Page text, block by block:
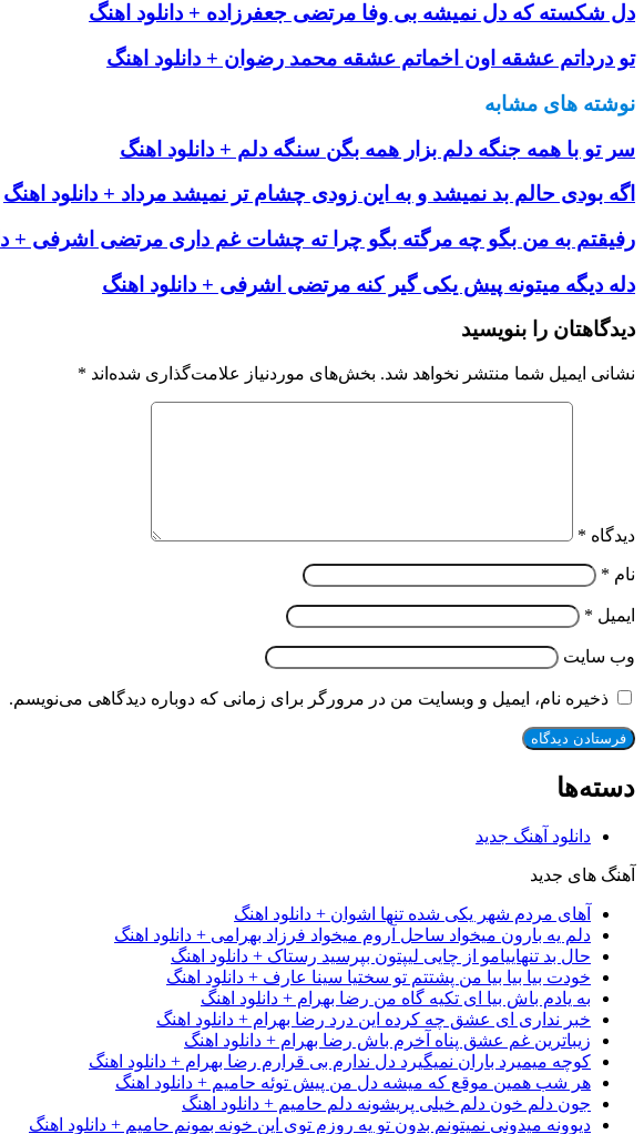
دل شکسته که دل نمیشه بی وفا مرتضی جعفرزاده + دانلود اهنگ
تو درداتم عشقه اون اخماتم عشقه محمد رضوان + دانلود اهنگ
نوشته های مشابه
سر تو با همه جنگه دلم بزار همه بگن سنگه دلم + دانلود اهنگ
اگه بودى حالم بد نمیشد و به این زودى چشام تر نمیشد مرداد + دانلود اهنگ
رفیقتم به من بگو چه مرگته بگو چرا ته چشات غم داری مرتضی اشرفی +
دله دیگه میتونه پیش یکی گیر کنه مرتضی اشرفی + دانلود اهنگ
دیدگاهتان را بنویسید
نشانی ایمیل شما منتشر نخواهد شد. بخش‌های موردنیاز علامت‌گذاری شده‌اند *
دیدگاه *
نام *
ایمیل *
وب‌ سایت
ذخیره نام، ایمیل و وبسایت من در مرورگر برای زمانی که دوباره دیدگاهی می‌نویسم.
دسته‌ها
دانلود آهنگ جدید
آهنگ های جدید
آهای مردم شهر یکی شده تنها اشوان + دانلود اهنگ
دلم یه بارون میخواد ساحل آروم میخواد فرزاد بهرامی + دانلود اهنگ
حال بد تنهاییامو از چایی لیپتون بپرسید رستاک + دانلود اهنگ
خودت بیا بیا بیا من پشتتم تو سختیا سینا عارف + دانلود اهنگ
به یادم باش بیا ای تکیه گاه من رضا بهرام + دانلود اهنگ
خبر نداری ای عشق چه کرده این درد رضا بهرام + دانلود اهنگ
زیباترین غم عشق پناه آخرم باش رضا بهرام + دانلود اهنگ
کوچه میمیرد باران نمیگیرد دل ندارم بی قرارم رضا بهرام + دانلود اهنگ
هر شب همین موقع که میشه دل من پیش توئه حامیم + دانلود اهنگ
جون دلم خون دلم خیلی پریشونه دلم حامیم + دانلود اهنگ
دیوونه میدونی نمیتونم بدون تو یه روزم توی این خونه بمونم حامیم + دانلود اهنگ